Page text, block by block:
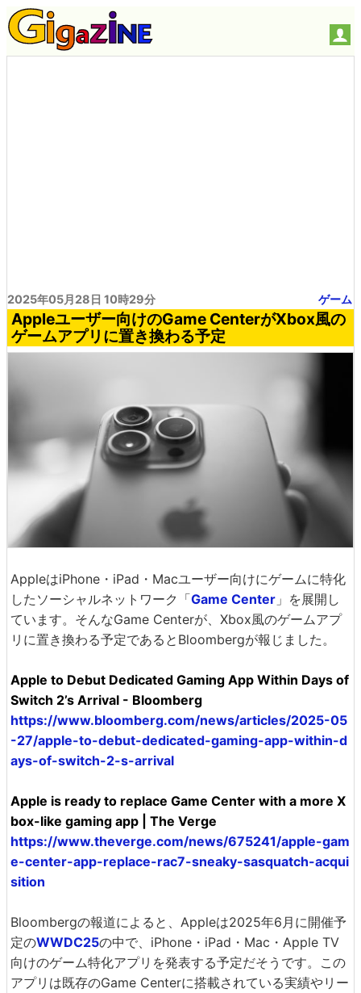
2025年05月28日 10時29分 ゲーム
Appleユーザー向けのGame CenterがXbox風の
ゲームアプリに置き換わる予定
AppleはiPhone・iPad・Macユーザー向けにゲームに特化
したソーシャルネットワーク「Game Center 」を展開し
ています。そんなGame Centerが、Xbox風のゲームアプ
リに置き換わる予定であるとBloombergが報じました。
Apple to Debut Dedicated Gaming App Within Days of
Switch 2’s Arrival - Bloomberg
https://www.bloomberg.com/news/articles/2025-05
-27/apple-to-debut-dedicated-gaming-app-within-d
ays-of-switch-2-s-arrival
Apple is ready to replace Game Center with a more X
box-like gaming app | The Verge
https://www.theverge.com/news/675241/apple-gam
e-center-app-replace-rac7-sneaky-sasquatch-acqui
sition
Bloombergの報道によると、Appleは2025年6月に開催予
定のWWDC25の中で、iPhone・iPad・Mac・Apple TV
向けのゲーム特化アプリを発表する予定だそうです。この
アプリは既存のGame Centerに搭載されている実績やリー